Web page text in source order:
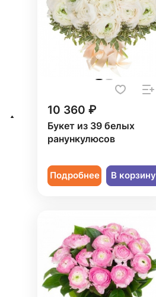
10 360 ₽
Букет из 39 белых
ранункулюсов
Подробнее В корзину